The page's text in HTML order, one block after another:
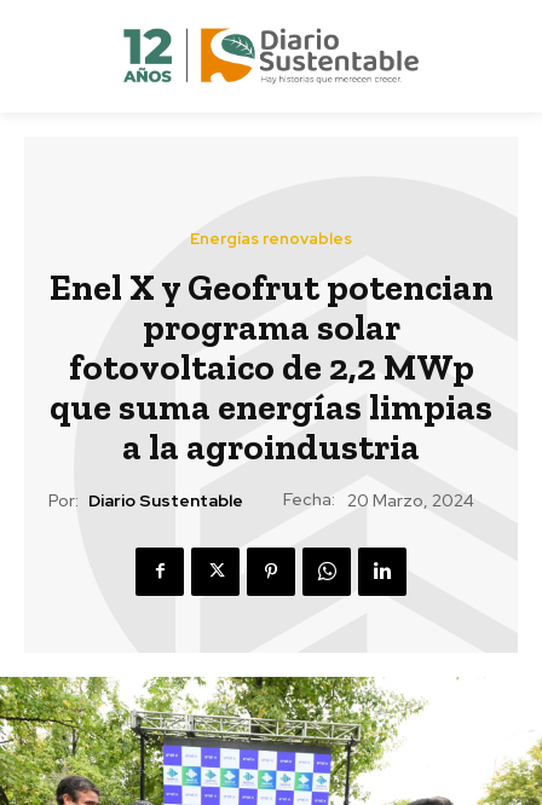
Energías renovables
Enel X y Geofrut potencian
programa solar
fotovoltaico de 2,2 MWp
que suma energías limpias
a la agroindustria
Por: Diario Sustentable Fecha: 20 Marzo, 2024